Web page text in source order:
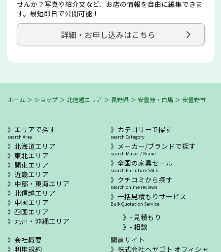
せんか？写真や紹介文など、お店の情報を自由に編集できま
す。最短即日で公開可能！
詳細・お申し込みはこちら
ホーム ＞ ショップ ＞ 北信越エリア ＞ 長野県 ＞ 安曇野・白馬 ＞ 安曇野市
エリアで探す
search Area
北海道エリア
東北エリア
関東エリア
近畿エリア
中部・東海エリア
北信越エリア
中国エリア
四国エリア
九州・沖縄エリア
カテゴリーで探す
search Category
メーカー/ブランドで探す
search Maker / Brand
全国の家具セール
search Furniture SALE
クチコミから探す
search online reviews
一括見積もりサービス
Bulk Quotation Service
- 見積もり
- 相談
会社概要
利用規約
関連サイト
株式会社ヘヤゴト オフィシャ